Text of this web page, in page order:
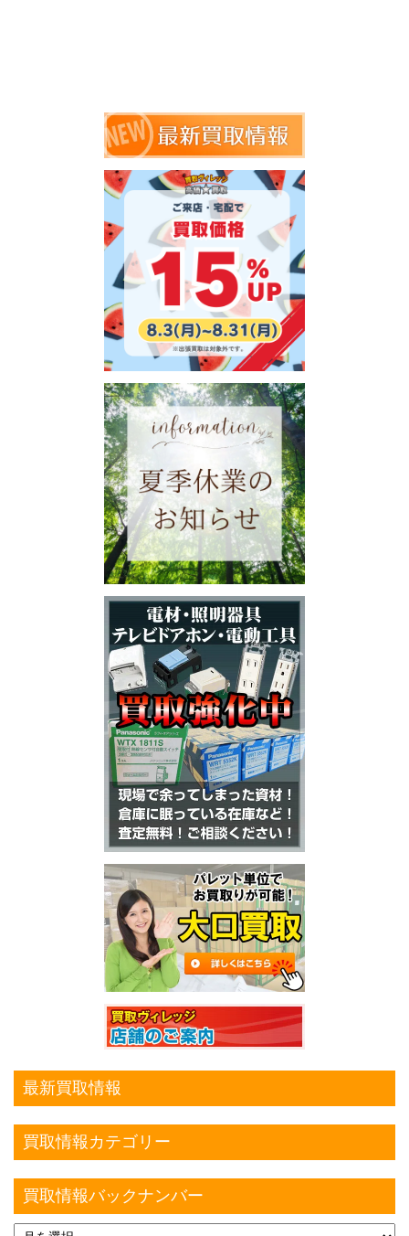
最新買取情報
買取情報カテゴリー
買取情報バックナンバー